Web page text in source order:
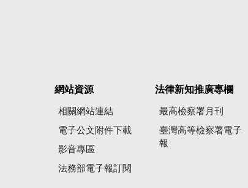
網站資源
相關網站連結
電子公文附件下載
影音專區
法務部電子報訂閱
法律新知推廣專欄
最高檢察署月刊
臺灣高等檢察署電子
報